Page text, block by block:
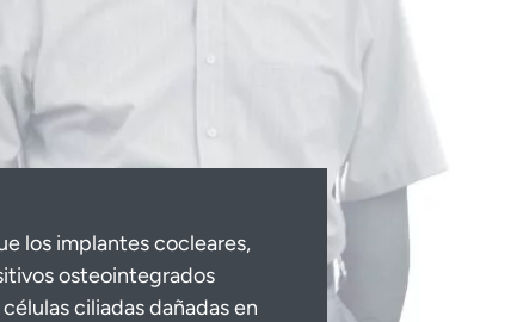
los implantes cocleares,
osteointegrados
ciliadas dañadas en